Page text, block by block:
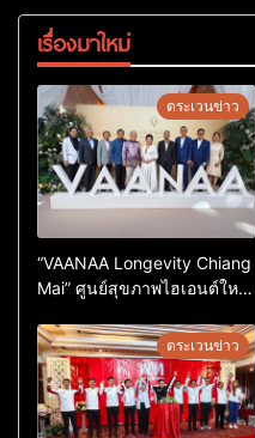
เรื่องมาใหม่
ตระเวนข่าว
“VAANAA Longevity Chiang
Mai” ศูนย์สุขภาพไฮเอนต์ใหญ่
ตระเวนข่าว